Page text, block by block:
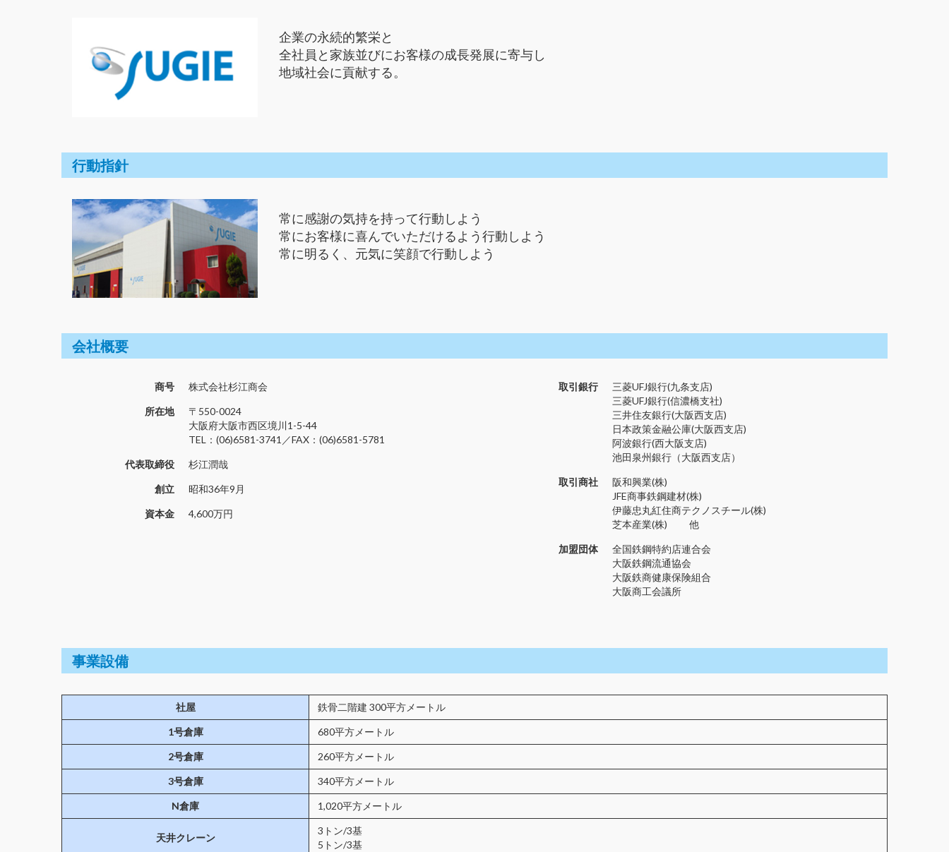
企業の永続的繁栄と
全社員と家族並びにお客様の成長発展に寄与し
地域社会に貢献する。
行動指針
常に感謝の気持を持って行動しよう
常にお客様に喜んでいただけるよう行動しよう
常に明るく、元気に笑顔で行動しよう
会社概要
商号 株式会社杉江商会
所在地
〒550-0024
大阪府大阪市西区境川1-5-44
TEL：(06)6581-3741／FAX：(06)6581-5781
代表取締役 杉江潤哉
創立 昭和36年9月
資本金 4,600万円
取引銀行
三菱UFJ銀行(九条支店)
三菱UFJ銀行(信濃橋支社)
三井住友銀行(大阪西支店)
日本政策金融公庫(大阪西支店)
阿波銀行(西大阪支店)
池田泉州銀行（大阪西支店）
取引商社
阪和興業(株)
JFE商事鉄鋼建材(株)
伊藤忠丸紅住商テクノスチール(株)
芝本産業(株) 他
加盟団体
全国鉄鋼特約店連合会
大阪鉄鋼流通協会
大阪鉄商健康保険組合
大阪商工会議所
事業設備
社屋 鉄骨二階建 300平方メートル
1号倉庫 680平方メートル
2号倉庫 260平方メートル
3号倉庫 340平方メートル
N倉庫 1,020平方メートル
天井クレーン
3トン/3基
5トン/3基